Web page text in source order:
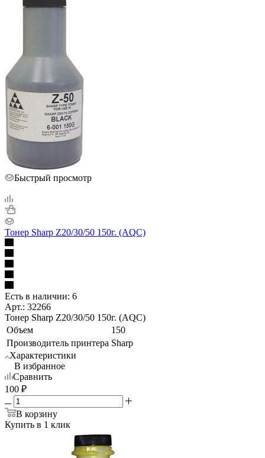
Быстрый просмотр
Тонер Sharp Z20/30/50 150г. (AQC)
Есть в наличии: 6
Арт.: 32266
Тонер Sharp Z20/30/50 150г. (AQC)
Объем
150
Производитель принтера Sharp
Характеристики
В избранное
Сравнить
100 ₽
В корзину
Купить в 1 клик